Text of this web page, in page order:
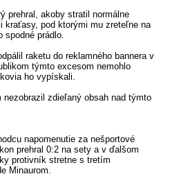
prehral, akoby stratil normálne
kraťasy, pod ktorými mu zreteľne na
spodné prádlo.
raketu do reklamného bannera v
týmto excesom nemohlo
ho vypískali.
zdieľaný obsah nad týmto
napomenutie za nešportové
prehral 0:2 na sety a v ďalšom
protivník stretne s tretím
Minaurom.